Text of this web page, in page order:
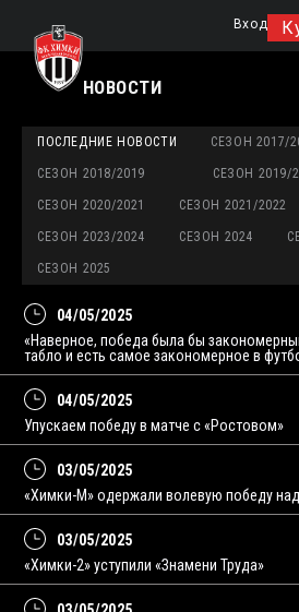
Вход
НОВОСТИ
ПОСЛЕДНИЕ НОВОСТИ СЕЗОН 2017/
СЕЗОН 2018/2019 СЕЗОН 2019/
СЕЗОН 2020/2021 СЕЗОН 2021/2022
СЕЗОН 2023/2024 СЕЗОН 2024
СЕЗОН 2025
04/05/2025
«Наверное, победа была бы
табло и есть самое закономерное в
04/05/2025
Упускаем победу в матче с «Ростовом»
03/05/2025
«Химки-М» одержали волевую победу
03/05/2025
«Химки-2» уступили «Знамени Труда»